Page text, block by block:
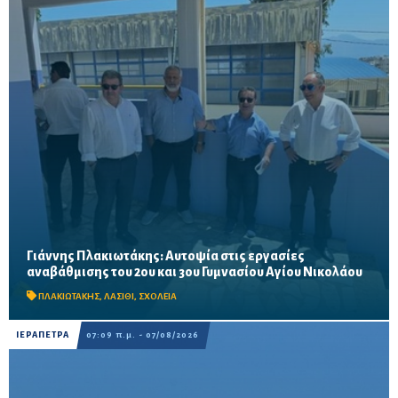
Γιάννης Πλακιωτάκης: Αυτοψία στις εργασίες
αναβάθμισης του 2ου και 3ου Γυμνασίου Αγίου Νικολάου
ΠΛΑΚΙΩΤΑΚΗΣ, ΛΑΣΙΘΙ, ΣΧΟΛΕΙΑ
Οι παρεμβάσεις του προγράμματος «Μαριέττα Γιαννάκου»
αναμένεται να ολοκληρωθούν πριν από τη νέα σχολική χρονιά –
Προβλέπονται ανακαινίσεις αιθουσών, αύλειων και...
ΙΕΡΑΠΕΤΡΑ 07:09 π.μ. - 07/08/2026